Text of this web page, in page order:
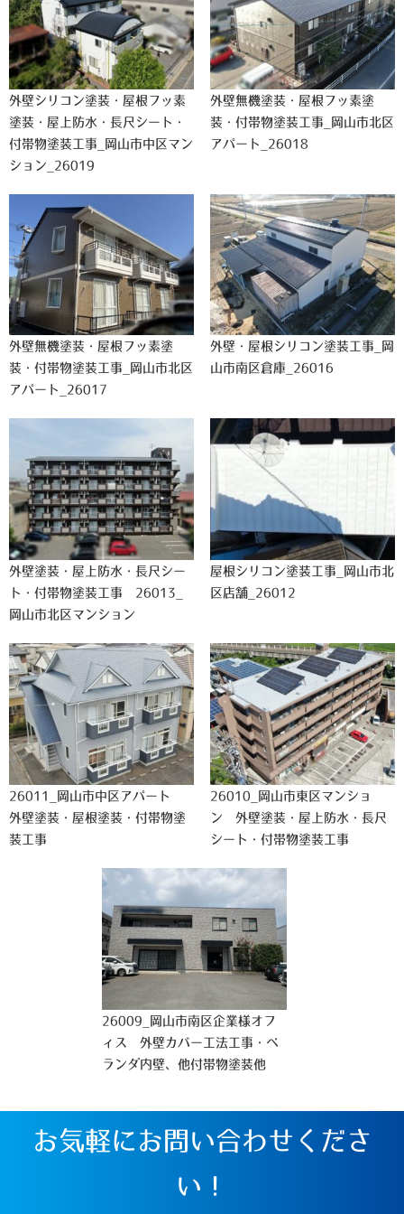
外壁シリコン塗装・屋根フッ素
塗装・屋上防水・長尺シート・
付帯物塗装工事_岡山市中区マン
ション_26019
外壁無機塗装・屋根フッ素塗
装・付帯物塗装工事_岡山市北区
アパート_26018
外壁無機塗装・屋根フッ素塗
装・付帯物塗装工事_岡山市北区
アパート_26017
外壁・屋根シリコン塗装工事_岡
山市南区倉庫_26016
外壁塗装・屋上防水・長尺シー
ト・付帯物塗装工事 26013_
岡山市北区マンション
屋根シリコン塗装工事_岡山市北
区店舗_26012
26011_岡山市中区アパート
外壁塗装・屋根塗装・付帯物塗
装工事
26010_岡山市東区マンショ
ン 外壁塗装・屋上防水・長尺
シート・付帯物塗装工事
26009_岡山市南区企業様オフ
ィス 外壁カバー工法工事・ベ
ランダ内壁、他付帯物塗装他
お気軽にお問い合わせくださ
い！